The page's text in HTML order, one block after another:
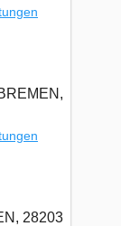
28203